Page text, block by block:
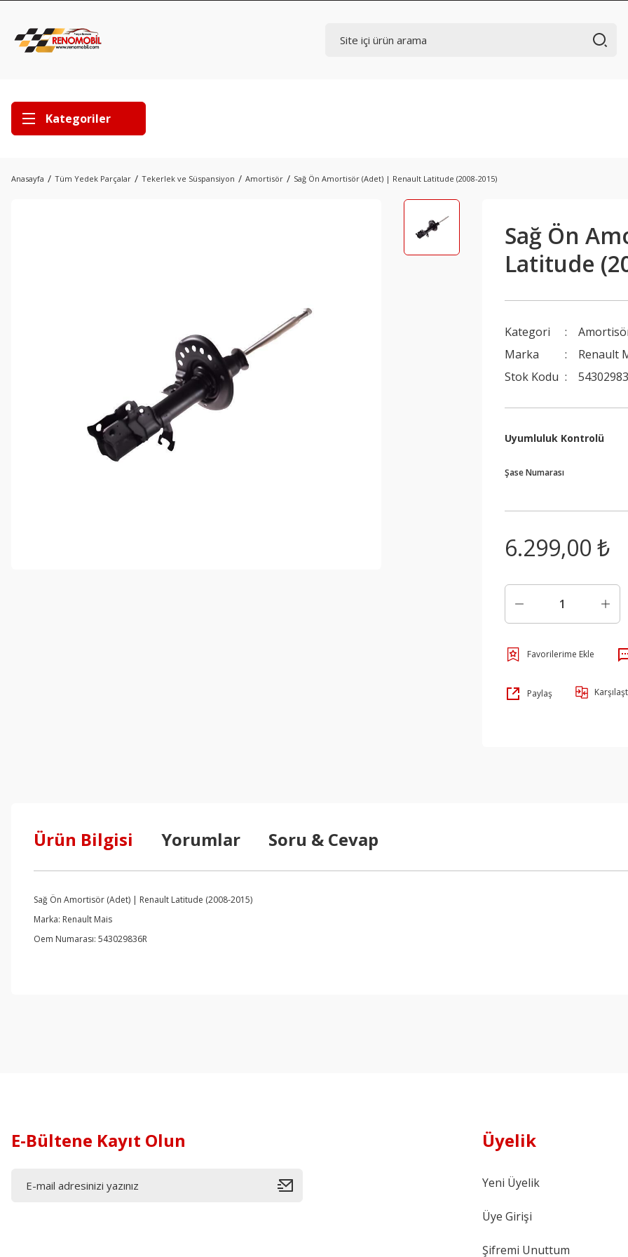
Kategoriler
Anasayfa Tüm Yedek Parçalar Tekerlek ve Süspansiyon Amortisör Sağ Ön Amortisör (Adet) | Renault Latitude (2008-2015)
Sağ Ön
Latitude
Kategori
Marka
Renault
Stok Kodu
Uyumluluk Kontrolü
Şase Numarası
6.299,00 ₺
Paylaş
Ürün Bilgisi Yorumlar Soru & Cevap
Sağ Ön Amortisör (Adet) | Renault Latitude (2008-2015)
Marka: Renault Mais
Oem Numarası: 543029836R
E-Bültene Kayıt Olun Üyelik
Yeni Üyelik
Üye Girişi
Şifremi Unuttum